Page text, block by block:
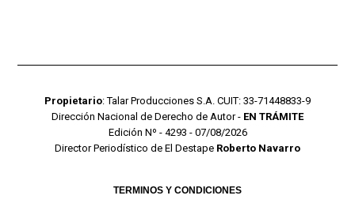
Propietario: Talar Producciones S.A. CUIT: 33-71448833-9
Dirección Nacional de Derecho de Autor - EN TRÁMITE
Edición Nº - 4293 - 07/08/2026
Director Periodístico de El Destape Roberto Navarro
TERMINOS Y CONDICIONES